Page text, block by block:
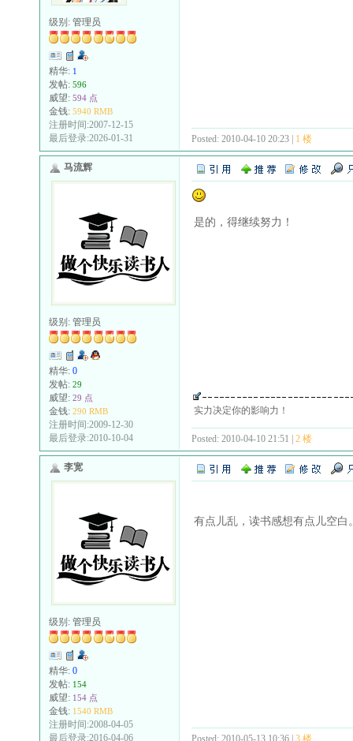
级别: 管理员
精华: 1
发帖: 596
威望: 594 点
金钱: 5940 RMB
注册时间:2007-12-15
最后登录:2026-01-31
Posted: 2010-04-10 20:23 | 1 楼
马流辉
级别: 管理员
精华: 0
发帖: 29
威望: 29 点
金钱: 290 RMB
注册时间:2009-12-30
最后登录:2010-10-04
是的，得继续努力！
实力决定你的影响力！
Posted: 2010-04-10 21:51 | 2 楼
李宽
级别: 管理员
精华: 0
发帖: 154
威望: 154 点
金钱: 1540 RMB
注册时间:2008-04-05
最后登录:2016-04-06
有点儿乱，读书感想有点儿空白
Posted: 2010-05-13 10:36 | 3 楼